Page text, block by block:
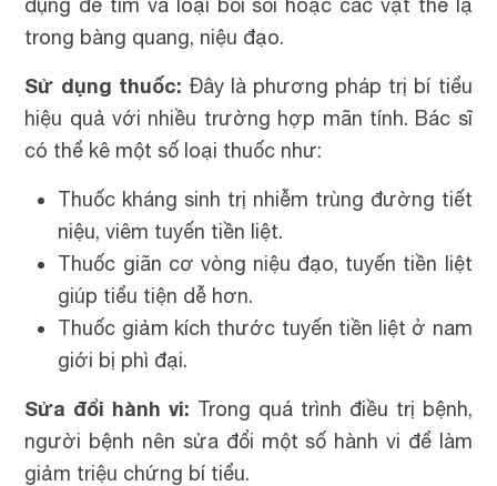
trong bàng quang, niệu đạo.
Sử dụng thuốc: Đây là phương pháp trị bí tiểu
hiệu quả với nhiều trường hợp mãn tính. Bác sĩ
có thể kê một số loại thuốc như:
Thuốc kháng sinh trị nhiễm trùng đường tiết
niệu, viêm tuyến tiền liệt.
Thuốc giãn cơ vòng niệu đạo, tuyến tiền liệt
giúp tiểu tiện dễ hơn.
Thuốc giảm kích thước tuyến tiền liệt ở nam
giới bị phì đại.
Sửa đổi hành vi: Trong quá trình điều trị bệnh,
người bệnh nên sửa đổi một số hành vi để làm
giảm triệu chứng bí tiểu.